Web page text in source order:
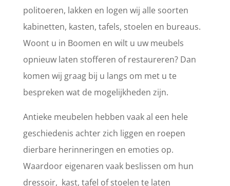
politoeren, lakken en logen wij alle soorten
kabinetten, kasten, tafels, stoelen en bureaus.
Woont u in Boomen en wilt u uw meubels
opnieuw laten stofferen of restaureren? Dan
komen wij graag bij u langs om met u te
bespreken wat de mogelijkheden zijn.
Antieke meubelen hebben vaak al een hele
geschiedenis achter zich liggen en roepen
dierbare herinneringen en emoties op.
Waardoor eigenaren vaak beslissen om hun
dressoir, kast, tafel of stoelen te laten